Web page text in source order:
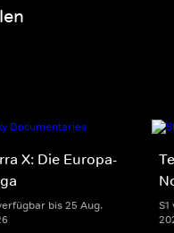
X: Die Europa-
bis 25 Aug.